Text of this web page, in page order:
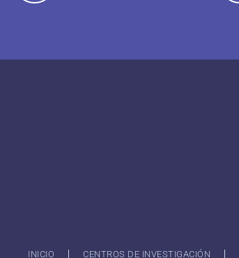
INICIO CENTROS DE INVESTIGACIÓN